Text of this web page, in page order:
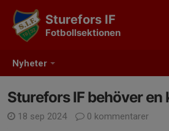
Nyheter
Sturefors IF
Fotbollsektionen
Sturefors IF behöver
18 sep 2024 0 kommentarer